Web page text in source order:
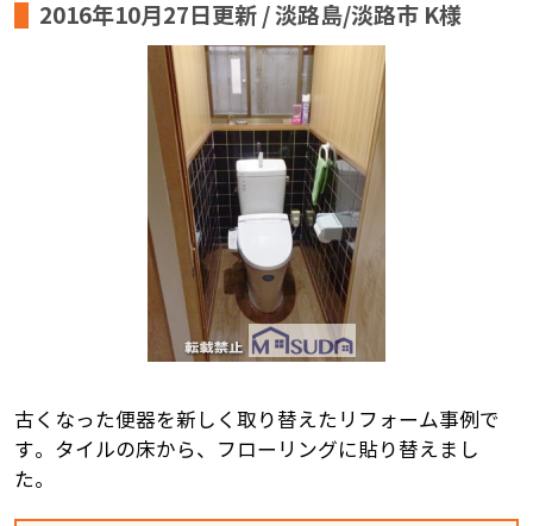
2016年10月27日更新 / 淡路島/淡路市 K様
古くなった便器を新しく取り替えたリフォーム事例で
す。タイルの床から、フローリングに貼り替えまし
た。